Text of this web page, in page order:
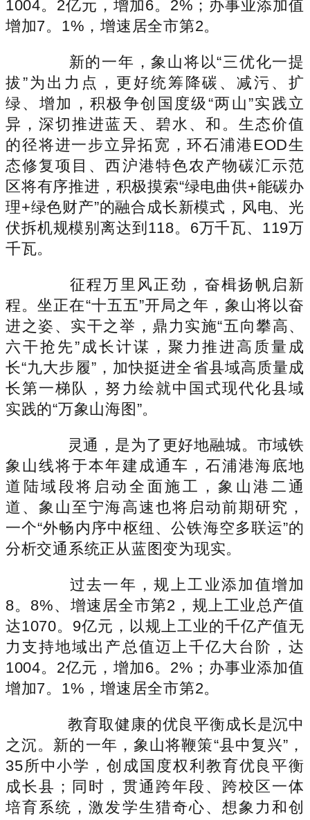
1004。2亿元，增加6。2%；办事业添加值
增加7。1%，增速居全市第2。
新的一年，象山将以“三优化一提
拔”为出力点，更好统筹降碳、减污、扩
绿、增加，积极争创国度级“两山”实践立
异，深切推进蓝天、碧水、和。生态价值
的径将进一步立异拓宽，环石浦港EOD生
态修复项目、西沪港特色农产物碳汇示范
区将有序推进，积极摸索“绿电曲供+能碳办
理+绿色财产”的融合成长新模式，风电、光
伏拆机规模别离达到118。6万千瓦、119万
千瓦。
征程万里风正劲，奋楫扬帆启新
程。坐正在“十五五”开局之年，象山将以奋
进之姿、实干之举，鼎力实施“五向攀高、
六干抢先”成长计谋，聚力推进高质量成
长“九大步履”，加快挺进全省县域高质量成
长第一梯队，努力绘就中国式现代化县域
实践的“万象山海图”。
灵通，是为了更好地融城。市域铁
象山线将于本年建成通车，石浦港海底地
道陆域段将启动全面施工，象山港二通
道、象山至宁海高速也将启动前期研究，
一个“外畅内序中枢纽、公铁海空多联运”的
分析交通系统正从蓝图变为现实。
过去一年，规上工业添加值增加
8。8%、增速居全市第2，规上工业总产值
达1070。9亿元，以规上工业的千亿产值无
力支持地域出产总值迈上千亿大台阶，达
1004。2亿元，增加6。2%；办事业添加值
增加7。1%，增速居全市第2。
教育取健康的优良平衡成长是沉中
之沉。新的一年，象山将鞭策“县中复兴”，
35所中小学，创成国度权利教育优良平衡
成长县；同时，贯通跨年段、跨校区一体
培育系统，激发学生猎奇心、想象力和创